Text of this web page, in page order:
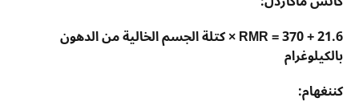
RMR = 370 + 21.6 × كتلة الجسم الخالية من الدهون
بالكيلوغرام
كننغهام: